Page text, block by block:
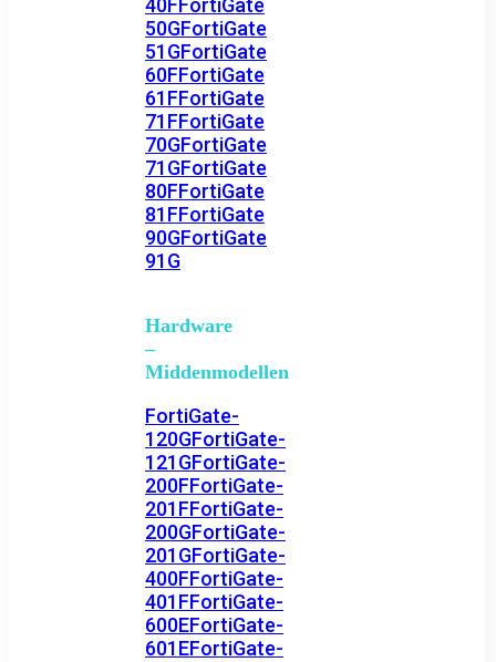
40FFortiGate
50GFortiGate
51GFortiGate
60FFortiGate
61FFortiGate
71FFortiGate
70GFortiGate
71GFortiGate
80FFortiGate
81FFortiGate
90GFortiGate
91G
Hardware
–
Middenmodellen
FortiGate-
120GFortiGate-
121GFortiGate-
200FFortiGate-
201FFortiGate-
200GFortiGate-
201GFortiGate-
400FFortiGate-
401FFortiGate-
600EFortiGate-
601EFortiGate-